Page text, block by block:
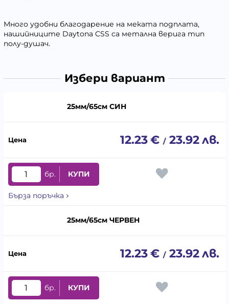
Много удобни благодарение на меката подплата,
нашийниците Daytona CSS са метална верига тип
полу-душач.
Избери вариант
25мм/65см СИН
12.23€ / 23.92лв.
бр. КУПИ
Бърза поръчка
25мм/65см ЧЕРВЕН
12.23€ / 23.92лв.
бр. КУПИ